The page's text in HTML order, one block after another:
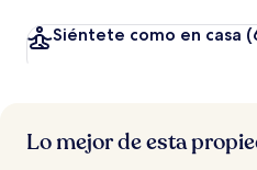
Siéntete como en casa
Lo mejor de esta